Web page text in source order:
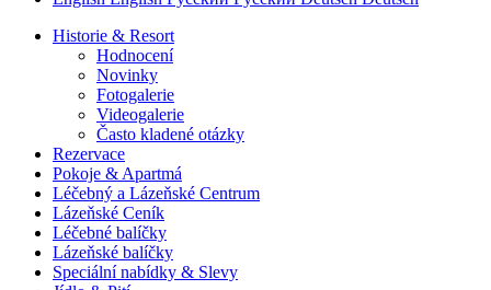
Historie & Resort
Hodnocení
Novinky
Fotogalerie
Videogalerie
Často kladené otázky
Rezervace
Pokoje & Apartmá
Léčebný a Lázeňské Centrum
Lázeňské Ceník
Léčebné balíčky
Lázeňské balíčky
Speciální nabídky & Slevy